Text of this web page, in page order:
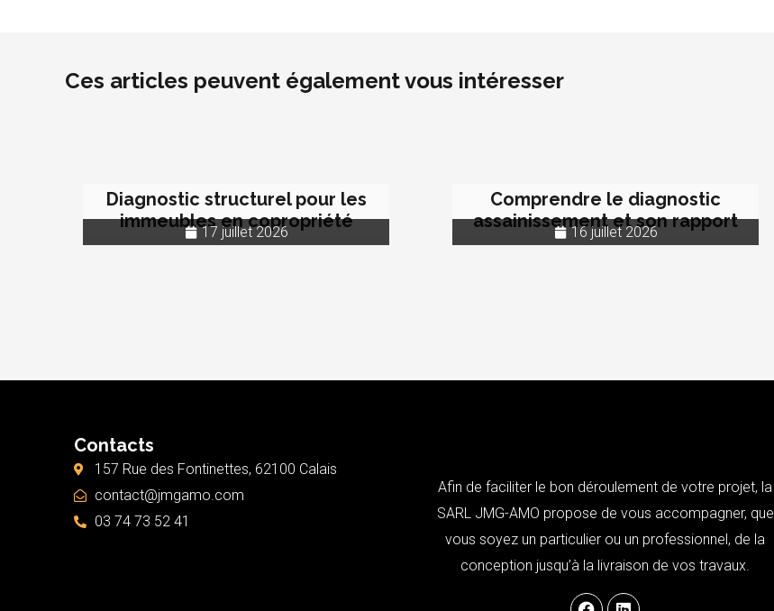
Ces articles peuvent également vous intéresser
Diagnostic structurel pour les
immeubles en copropriété
17 juillet 2026
Comprendre le diagnostic
assainissement et son rapport
16 juillet 2026
Contacts
157 Rue des Fontinettes, 62100 Calais
contact@jmgamo.com
03 74 73 52 41
Afin de faciliter le bon déroulement de votre projet, la
SARL JMG-AMO propose de vous accompagner, que
vous soyez un particulier ou un professionnel, de la
conception jusqu’à la livraison de vos travaux.
F
L